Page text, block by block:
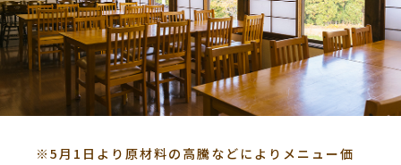
※5月1日より原材料の高騰などによりメニュー価